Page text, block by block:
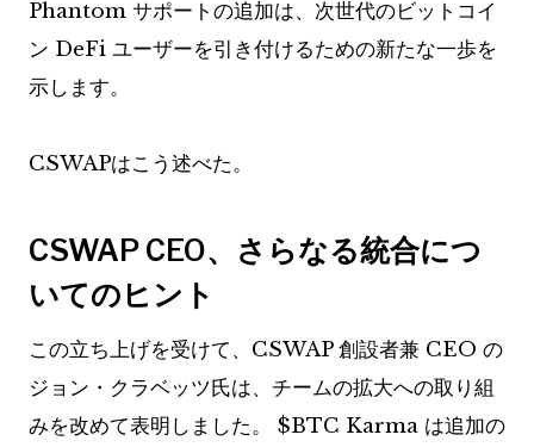
Phantom サポートの追加は、次世代のビットコイ
ン DeFi ユーザーを引き付けるための新たな一歩を
示します。
CSWAPはこう述べた。
CSWAP CEO、さらなる統合につ
いてのヒント
この立ち上げを受けて、CSWAP 創設者兼 CEO の
ジョン・クラベッツ氏は、チームの拡大への取り組
みを改めて表明しました。 $BTC Karma は追加の